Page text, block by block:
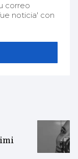
correo
noticia' con